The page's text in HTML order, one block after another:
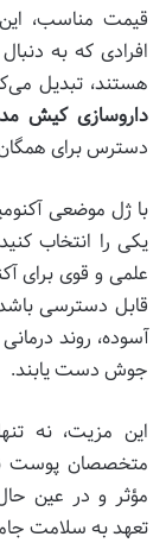
قیمت مناسب،
افرادی که به
هستند، تبدیل
داروسازی کیش
دسترس برای
با ژل موضعی
یکی را انتخاب
علمی و قوی برای
قابل دسترسی
آسوده، روند
جوش دست یابند.
این مزیت، نه
متخصصان پوست
مؤثر و در عین
تعهد به سلامت